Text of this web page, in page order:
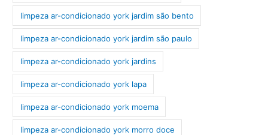
limpeza ar-condicionado york jardim são bento
limpeza ar-condicionado york jardim são paulo
limpeza ar-condicionado york jardins
limpeza ar-condicionado york lapa
limpeza ar-condicionado york moema
limpeza ar-condicionado york morro doce